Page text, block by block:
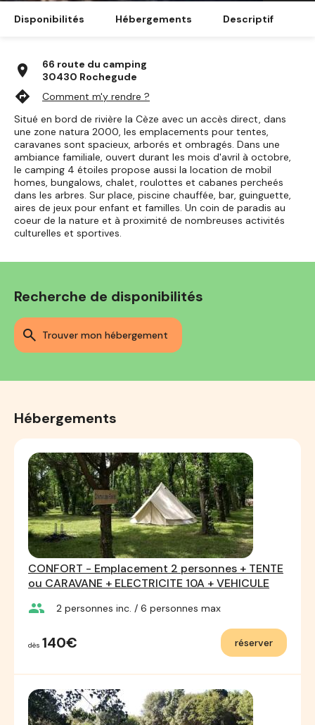
Disponibilités Hébergements Descriptif
location_on
66 route du camping
30430 Rochegude
directions
Comment m'y rendre ?
Situé en bord de rivière la Cèze avec un accès direct, dans
une zone natura 2000, les emplacements pour tentes,
caravanes sont spacieux, arborés et ombragés. Dans une
ambiance familiale, ouvert durant les mois d'avril à octobre,
le camping 4 étoiles propose aussi la location de mobil
homes, bungalows, chalet, roulottes et cabanes percheés
dans les arbres. Sur place, piscine chauffée, bar, guinguette,
aires de jeux pour enfant et familles. Un coin de paradis au
coeur de la nature et à proximité de nombreuses activités
culturelles et sportives.
Recherche de disponibilités
trouver mon hébergement
Hébergements
CONFORT - Emplacement 2 personnes + TENTE
ou CARAVANE + ELECTRICITE 10A + VEHICULE
group 2 personnes inc. / 6 personnes max
dès 140€ réserver